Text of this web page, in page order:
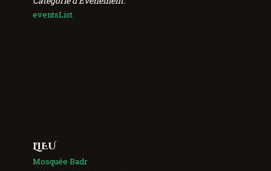
eventsList
LIEU
Mosquée Badr